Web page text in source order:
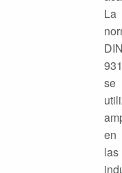
La
931
se
en
las